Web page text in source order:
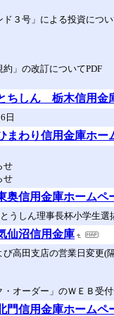
ド３号」による投資につ
約」の改訂についてPDF
ちしん 栃木信用金
日
まわり信用金庫ホー
せ
せ
奥信用金庫ホームペ
うしん理事長杯小学生選
仙沼信用金庫
高田支店の営業日変更(
・オーダー」のＷＥＢ受
門信用金庫ホームペ